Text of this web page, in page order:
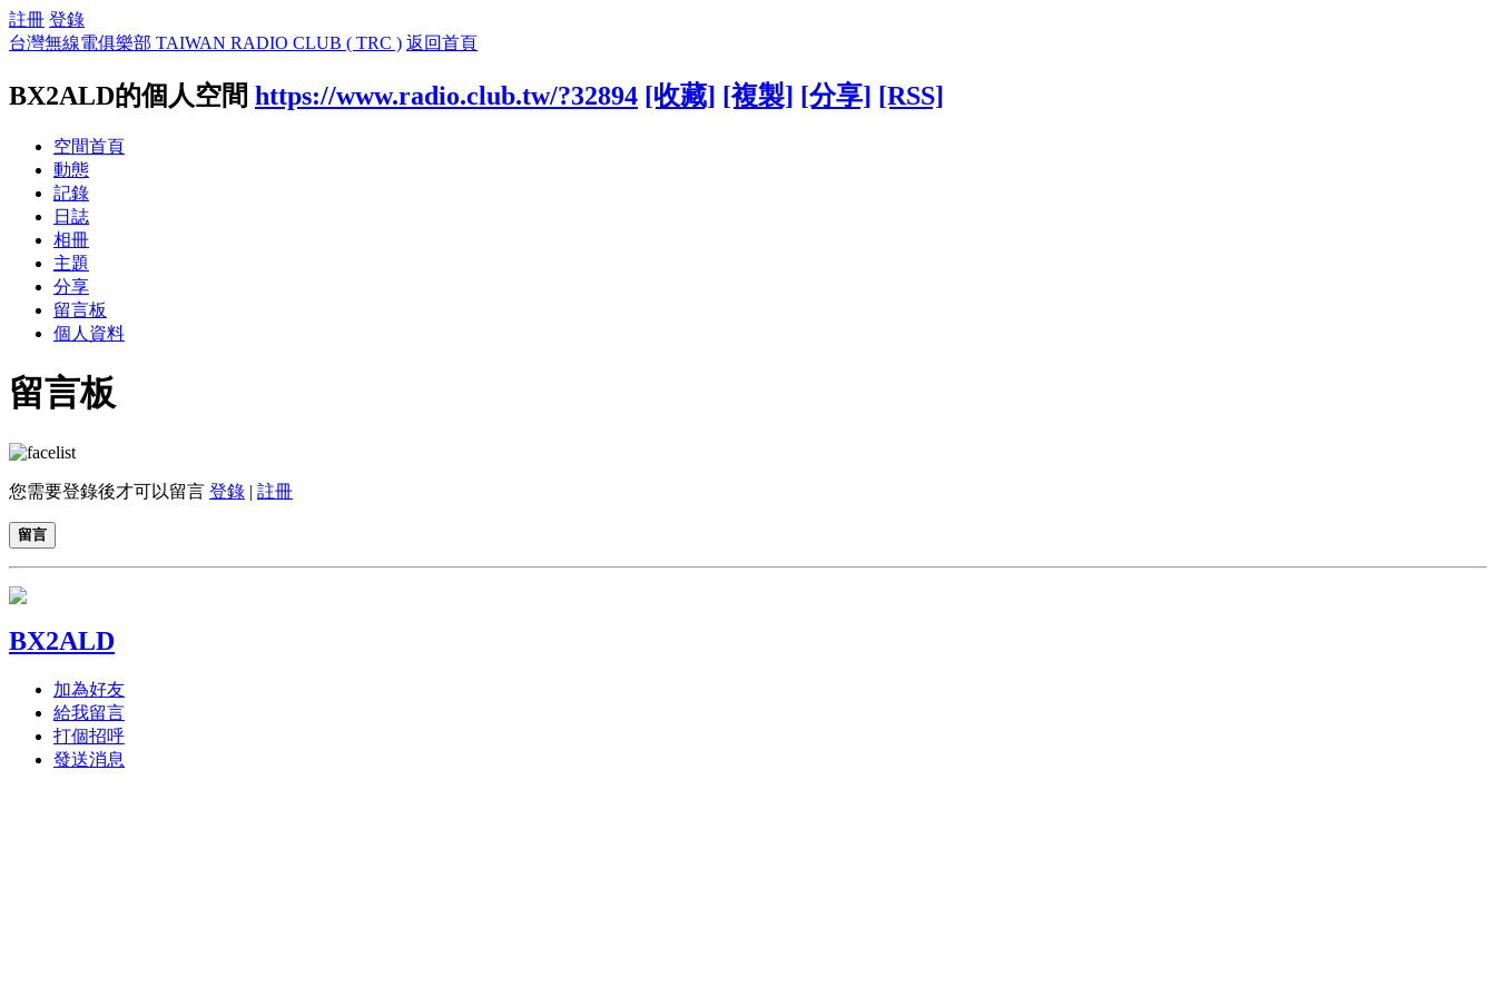
註冊 登錄
台灣無線電俱樂部 TAIWAN RADIO CLUB ( TRC ) 返回首頁
BX2ALD的個人空間 https://www.radio.club.tw/?32894 [收藏] [複製] [分享] [RSS]
空間首頁
動態
記錄
日誌
相冊
主題
分享
留言板
個人資料
留言板
您需要登錄後才可以留言 登錄 | 註冊
留言
BX2ALD
加為好友
給我留言
打個招呼
發送消息